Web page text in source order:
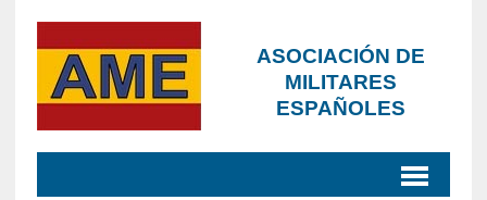
ASOCIACIÓN DE
MILITARES
ESPAÑOLES